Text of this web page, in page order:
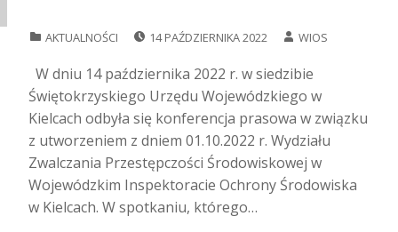
AKTUALNOŚCI 14 PAŹDZIERNIKA 2022 WIOS
W dniu 14 października 2022 r. w siedzibie
Świętokrzyskiego Urzędu Wojewódzkiego w
Kielcach odbyła się konferencja prasowa w związku
z utworzeniem z dniem 01.10.2022 r. Wydziału
Zwalczania Przestępczości Środowiskowej w
Wojewódzkim Inspektoracie Ochrony Środowiska
w Kielcach. W spotkaniu, którego…